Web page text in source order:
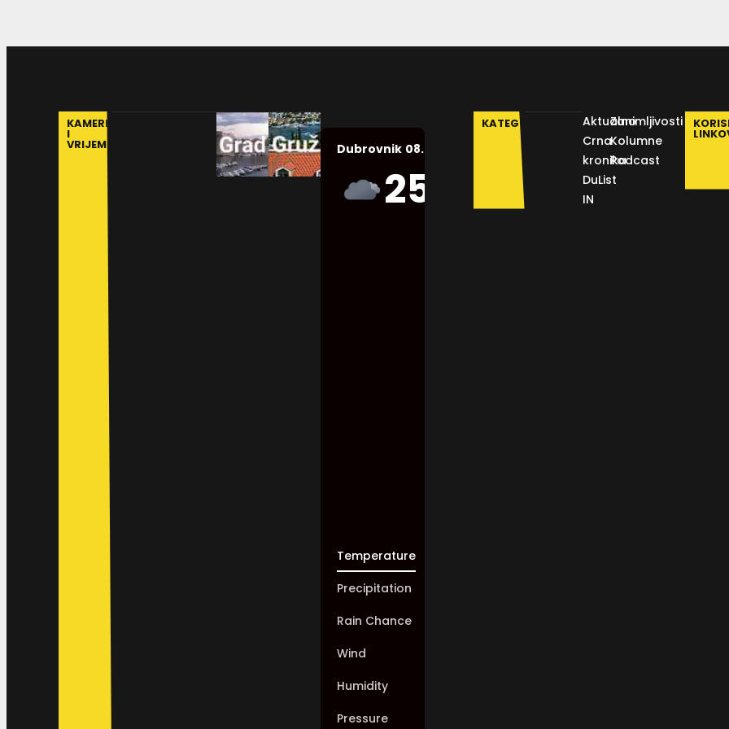
KAMERE
I
VRIJEME Dubrovnik 08.08.2026.
25
Humidity:
Temperature
Precipitation
Rain Chance
Wind
Humidity
Pressure
KATEGORIJE
Aktualno
Crna
kronika
DuList
IN
Zanimljivosti
Kolumne
Podcast